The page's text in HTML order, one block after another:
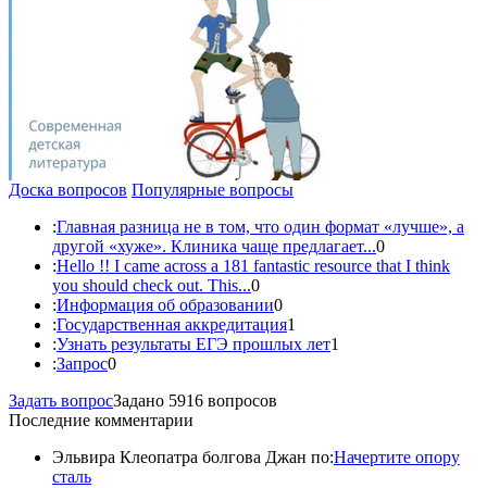
Доска вопросов Популярные вопросы
:Главная разница не в том, что один формат «лучше», а
другой «хуже». Клиника чаще предлагает...0
:Hello !! I came across a 181 fantastic resource that I think
you should check out. This...0
:Информация об образовании0
:Государственная аккредитация1
:Узнать результаты ЕГЭ прошлых лет1
:Запрос0
Задать вопросЗадано 5916 вопросов
Последние комментарии
Эльвира Клеопатра болгова Джан по:Начертите опору
сталь